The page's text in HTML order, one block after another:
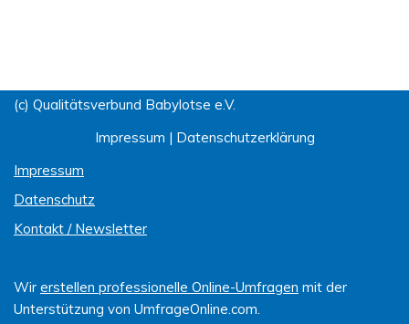
(c) Qualitätsverbund Babylotse e.V.
Impressum | Datenschutzerklärung
Impressum
Datenschutz
Kontakt / Newsletter
Wir erstellen professionelle Online-Umfragen mit der
Unterstützung von UmfrageOnline.com.